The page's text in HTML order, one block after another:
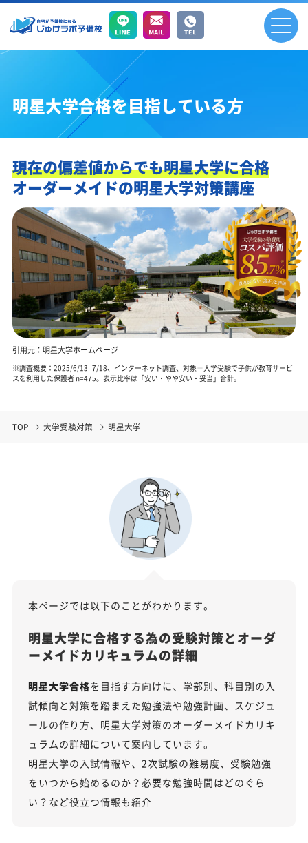
明星大学合格を目指している方
現在の偏差値からでも明星大学に合格
オーダーメイドの明星大学対策講座
引用元：明星大学ホームページ
※調査概要：2025/6/13–7/18、インターネット調査、対象＝大学受験で子供が教育サービ
スを利用した保護者 n=475。表示比率は「安い・やや安い・妥当」合計。
TOP 大学受験対策 明星大学
本ページでは以下のことがわかります。
明星大学に合格する為の受験対策とオーダ
ーメイドカリキュラムの詳細
明星大学合格を目指す方向けに、学部別、科目別の入
試傾向と対策を踏まえた勉強法や勉強計画、スケジュ
ールの作り方、明星大学対策のオーダーメイドカリキ
ュラムの詳細について案内しています。
明星大学の入試情報や、2次試験の難易度、受験勉強
をいつから始めるのか？必要な勉強時間はどのぐら
い？など役立つ情報も紹介